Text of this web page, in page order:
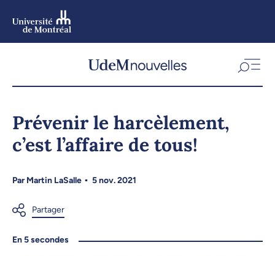
Prévenir le harcèlement,
c’est l’affaire de tous!
ParMartin LaSalle 5 nov. 2021
En 5 secondes